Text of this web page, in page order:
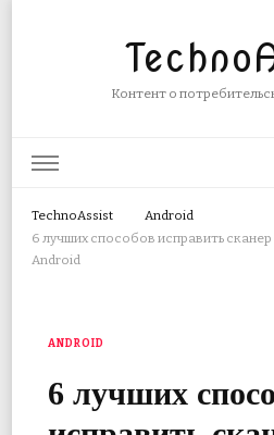
Контент о
TechnoAssist
Android
6 лучших способов исправить
Android
ANDROID
6 лучших